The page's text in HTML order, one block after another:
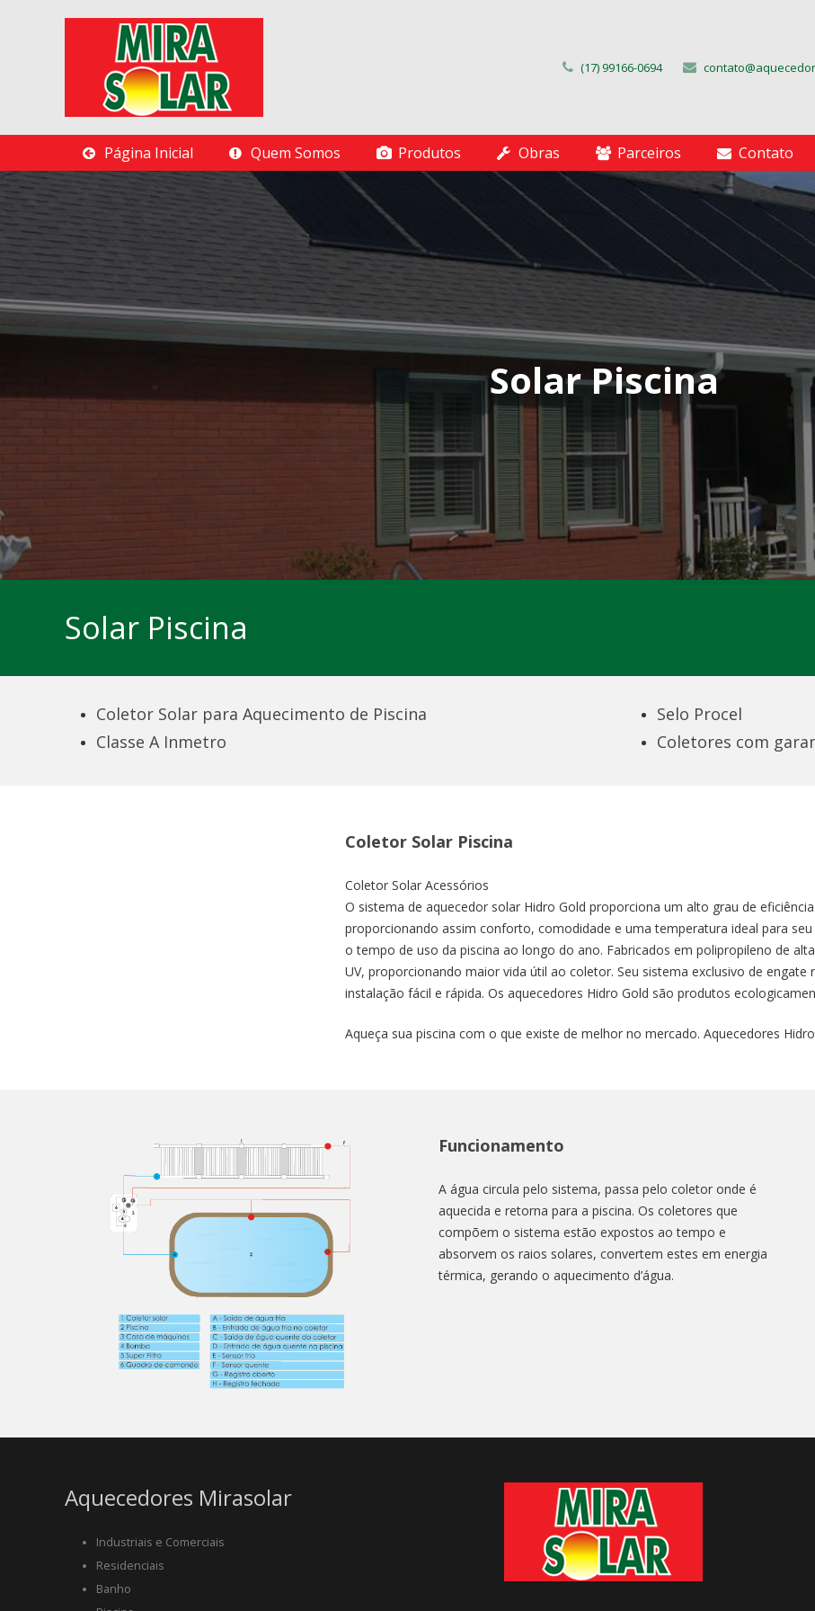
(17) 99166-0694
Página Inicial Quem Somos Produtos Obras Parceiros Contato
Solar Piscina
Solar Piscina
Coletor Solar para Aquecimento de Piscina
Classe A Inmetro
Selo Procel
Coletores com
Coletor Solar Piscina
Coletor Solar Acessórios
O sistema de aquecedor solar Hidro Gold proporciona um alto grau de
proporcionando assim conforto, comodidade e uma temperatura ideal para
o tempo de uso da piscina ao longo do ano. Fabricados em polipropileno de
UV, proporcionando maior vida útil ao coletor. Seu sistema exclusivo de
instalação fácil e rápida. Os aquecedores Hidro Gold são produtos
Aqueça sua piscina com o que existe de melhor no mercado. Aquecedores
Funcionamento
A água circula pelo sistema, passa pelo coletor onde é
aquecida e retorna para a piscina. Os coletores que
compõem o sistema estão expostos ao tempo e
absorvem os raios solares, convertem estes em energia
térmica, gerando o aquecimento d’água.
Aquecedores Mirasolar
Industriais e Comerciais
Residenciais
Banho